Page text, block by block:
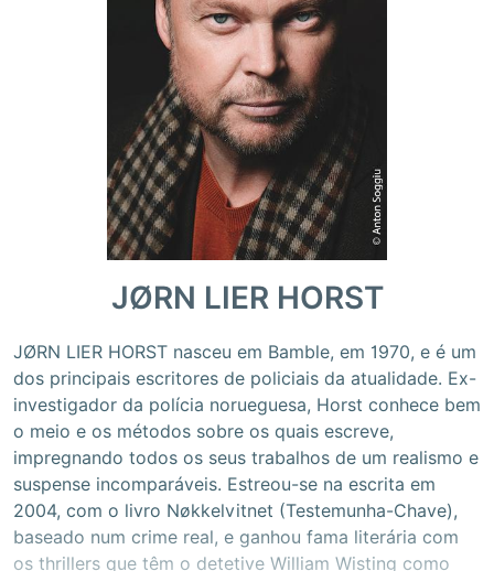
JØRN LIER HORST
JØRN LIER HORST nasceu em Bamble, em 1970, e é um
dos principais escritores de policiais da atualidade. Ex-
investigador da polícia norueguesa, Horst conhece bem
o meio e os métodos sobre os quais escreve,
impregnando todos os seus trabalhos de um realismo e
suspense incomparáveis. Estreou-se na escrita em
2004, com o livro Nøkkelvitnet (Testemunha-Chave),
baseado num crime real, e ganhou fama literária com
os thrillers que têm o detetive William Wisting como